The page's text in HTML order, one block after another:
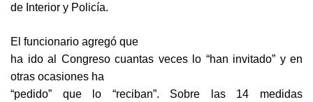
de Interior y Policía.
El funcionario agregó que
ha ido al Congreso cuantas veces lo “han invitado” y en
otras ocasiones ha
“pedido” que lo “reciban”. Sobre las 14 medidas